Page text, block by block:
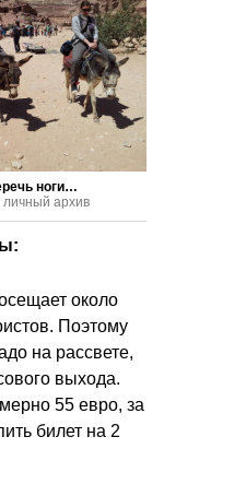
ноги…
архив
около
Поэтому
на рассвете,
выхода.
55 евро, за
билет на 2